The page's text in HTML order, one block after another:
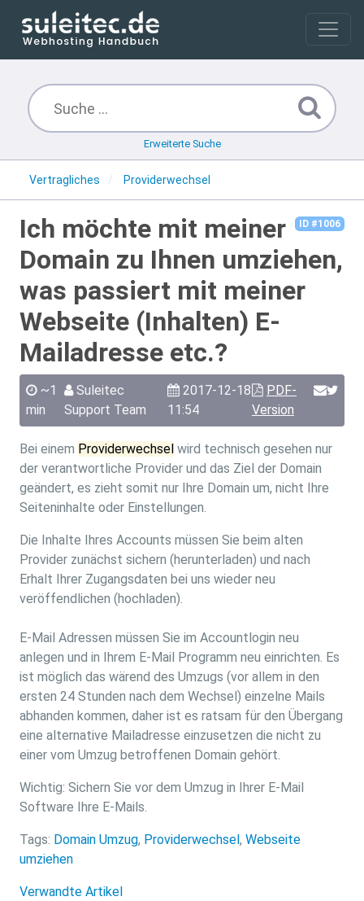
Erweiterte Suche
Vertragliches Providerwechsel
ID #1006
Ich möchte mit meiner
Domain zu Ihnen umziehen,
was passiert mit meiner
Webseite (Inhalten) E-
Mailadresse etc.?
~1
min
Suleitec
Support Team
2017-12-18
11:54
PDF-
Version
Bei einem Providerwechsel wird technisch gesehen nur
der verantwortliche Provider und das Ziel der Domain
geändert, es zieht somit nur Ihre Domain um, nicht Ihre
Seiteninhalte oder Einstellungen.
Die Inhalte Ihres Accounts müssen Sie beim alten
Provider zunächst sichern (herunterladen) und nach
Erhalt Ihrer Zugangsdaten bei uns wieder neu
veröffendlichen (hochladen).
E-Mail Adressen müssen Sie im Accountlogin neu
anlegen und in Ihrem E-Mail Programm neu einrichten. Es
ist möglich das wärend des Umzugs (vor allem in den
ersten 24 Stunden nach dem Wechsel) einzelne Mails
abhanden kommen, daher ist es ratsam für den Übergang
eine alternative Mailadresse einzusetzen die nicht zu
einer vom Umzug betroffenen Domain gehört.
Wichtig: Sichern Sie vor dem Umzug in Ihrer E-Mail
Software Ihre E-Mails.
Tags: Domain Umzug, Providerwechsel, Webseite
umziehen
Verwandte Artikel